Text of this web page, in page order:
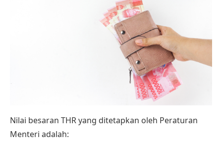
Nilai besaran THR yang ditetapkan oleh Peraturan
Menteri adalah: